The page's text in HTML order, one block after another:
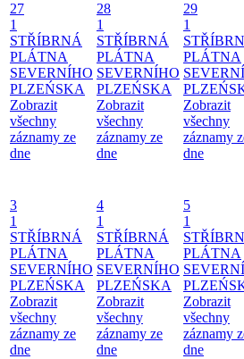
27
1
STŘÍBRNÁ
PLÁTNA
SEVERNÍHO
PLZEŃSKA
Zobrazit
všechny
záznamy ze
dne
28
1
STŘÍBRNÁ
PLÁTNA
SEVERNÍHO
PLZEŃSKA
Zobrazit
všechny
záznamy ze
dne
29
1
PLÁTNA
Zobrazit
všechny
záznamy
dne
3
1
STŘÍBRNÁ
PLÁTNA
SEVERNÍHO
PLZEŃSKA
Zobrazit
všechny
záznamy ze
dne
4
1
STŘÍBRNÁ
PLÁTNA
SEVERNÍHO
PLZEŃSKA
Zobrazit
všechny
záznamy ze
dne
5
1
PLÁTNA
Zobrazit
všechny
záznamy
dne